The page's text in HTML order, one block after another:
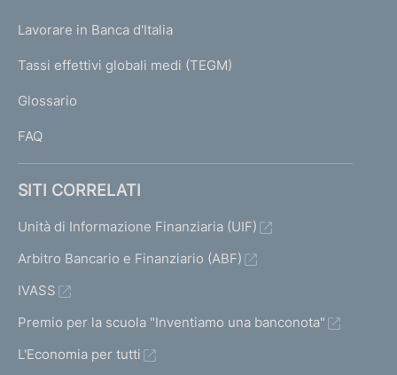
g
T
I
I
Lavorare in Banca d'Italia
Tassi effettivi globali medi (TEGM)
Glossario
FAQ
SITI CORRELATI
Unità di Informazione Finanziaria (UIF)
Arbitro Bancario e Finanziario (ABF)
IVASS
Premio per la scuola "Inventiamo una banconota"
L'Economia per tutti